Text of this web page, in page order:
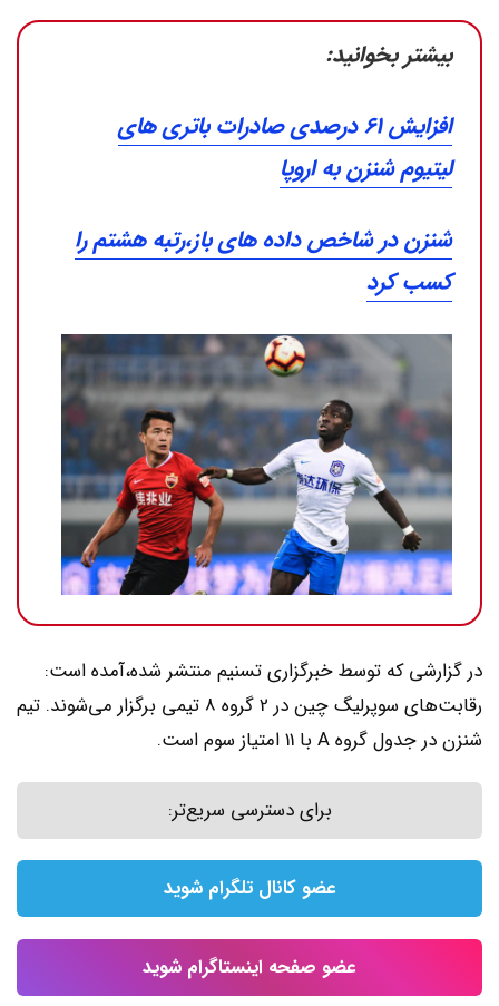
بیشتر بخوانید:
افزایش ۶۱ درصدی صادرات باتری های
لیتیوم شنزن به اروپا
شنزن در شاخص داده های باز،رتبه هشتم را
کسب کرد
در گزارشی که توسط خبرگزاری تسنیم منتشر شده،آمده است:
رقابت‌های سوپرلیگ چین در 2 گروه 8 تیمی برگزار می‌شوند. تیم
شنزن در جدول گروه A با 11 امتیاز سوم است.
برای دسترسی سریع‌تر:
عضو کانال تلگرام شوید
عضو صفحه اینستاگرام شوید